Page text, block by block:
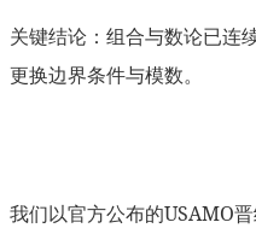
关键结论：组合与数论已连
更换边界条件与模数。
我们以官方公布的USAMO